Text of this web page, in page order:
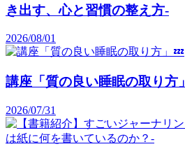
き出す、心と習慣の整え方-
2026/08/01
講座「質の良い睡眠の取り方」
2026/07/31